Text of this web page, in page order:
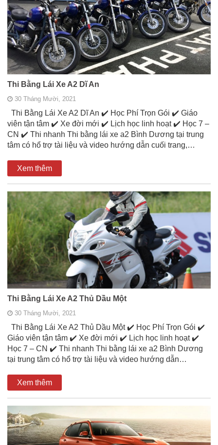
Thi Bằng Lái Xe A2 Dĩ An
30 Tháng Mười, 2021
Thi Bằng Lái Xe A2 Dĩ An ✔️ Học Phí Trọn Gói ✔️ Giáo
viên tận tâm ✔️ Xe đời mới ✔️ Lịch học linh hoạt ✔️ Học 7 –
CN ✔️ Thi nhanh Thi bằng lái xe a2 Bình Dương tại trung
tâm có hổ trợ tài liệu và video hướng dẫn cuối trang,…
Xem thêm
Thi Bằng Lái Xe A2 Thủ Dầu Một
30 Tháng Mười, 2021
Thi Bằng Lái Xe A2 Thủ Dầu Một ✔️ Học Phí Trọn Gói ✔️
Giáo viên tận tâm ✔️ Xe đời mới ✔️ Lịch học linh hoạt ✔️
Học 7 – CN ✔️ Thi nhanh Thi bằng lái xe a2 Bình Dương
tại trung tâm có hổ trợ tài liệu và video hướng dẫn…
Xem thêm